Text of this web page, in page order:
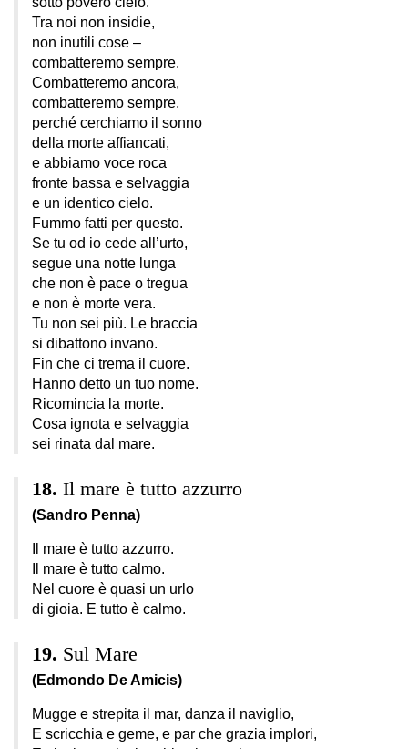
Tra noi non insidie,
non inutili cose –
combatteremo sempre.
Combatteremo ancora,
combatteremo sempre,
perché cerchiamo il sonno
della morte affiancati,
e abbiamo voce roca
fronte bassa e selvaggia
e un identico cielo.
Fummo fatti per questo.
Se tu od io cede all’urto,
segue una notte lunga
che non è pace o tregua
e non è morte vera.
Tu non sei più. Le braccia
si dibattono invano.
Fin che ci trema il cuore.
Hanno detto un tuo nome.
Ricomincia la morte.
Cosa ignota e selvaggia
sei rinata dal mare.
Il mare è tutto azzurro
(Sandro Penna)
Il mare è tutto azzurro.
Il mare è tutto calmo.
Nel cuore è quasi un urlo
di gioia. E tutto è calmo.
Sul Mare
(Edmondo De Amicis)
Mugge e strepita il mar, danza il naviglio,
E scricchia e geme, e par che grazia implori,